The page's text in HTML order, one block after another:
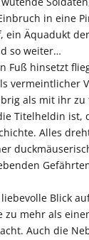
in eine
ein Äquadukt
so weiter…
Fuß hinsetzt
vermeintlicher
als mit ihr zu
Titelheldin ist,
Alles
Blick
zu mehr als
Auch die